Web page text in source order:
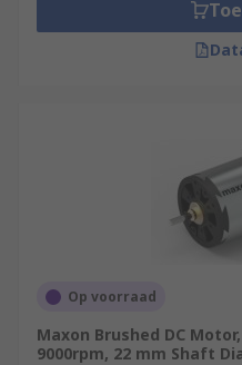
Op voorraad
Maxon Brushed DC
9000rpm, 22 mm Shaft